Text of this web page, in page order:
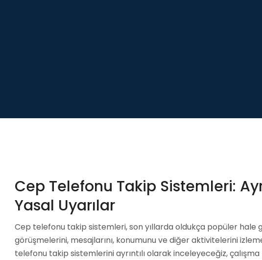
Cep Telefonu Takip Sistemleri:
Yasal Uyarılar
Cep telefonu takip sistemleri, son yıllarda oldukça popüler hale
görüşmelerini, mesajlarını, konumunu ve diğer aktivitelerini
telefonu takip sistemlerini ayrıntılı olarak inceleyeceğiz,